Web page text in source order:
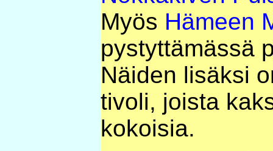
Myös Hämeen
pystyttämässä
Näiden lisäksi
tivoli, joista
kokoisia.